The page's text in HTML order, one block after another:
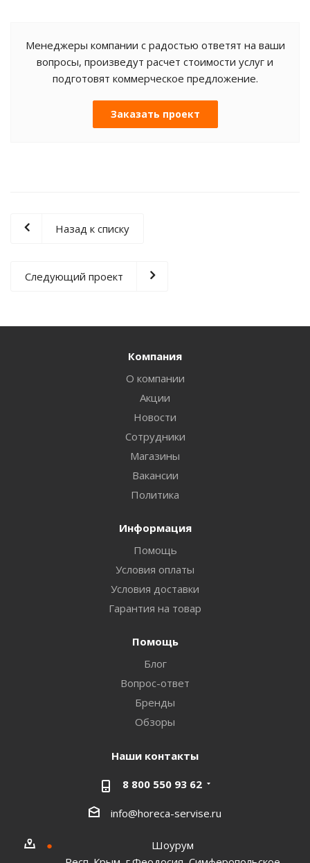
Менеджеры компании с радостью ответят на ваши
вопросы, произведут расчет стоимости услуг и
подготовят коммерческое предложение.
Заказать проект
Назад к списку
Следующий проект
Компания
О компании
Акции
Новости
Сотрудники
Магазины
Вакансии
Политика
Информация
Помощь
Условия оплаты
Условия доставки
Гарантия на товар
Помощь
Блог
Вопрос-ответ
Бренды
Обзоры
Наши контакты
8 800 550 93 62
info@horeca-servise.ru
Шоурум